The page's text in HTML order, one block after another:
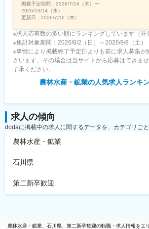
掲載予定期間： 2026/7/16（木） 〜
2026/10/14（水）
更新日： 2026/7/16（木）
※求人応募数の多い順にランキングしています（非
※集計対象期間：2026/8/2（日）～2026/8/8（土）
※事情により掲載終了予定日よりも前に求人募集が
ざいます。その場合は当サイトから応募はできま
了承ください。
農林水産・鉱業の人気求人ランキ
求人の傾向
dodaに掲載中の求人に関するデータを、カテゴリごと
農林水産・鉱業
石川県
第二新卒歓迎
農林水産・鉱業、石川県、第二新卒歓迎の転職・求人情報をエ